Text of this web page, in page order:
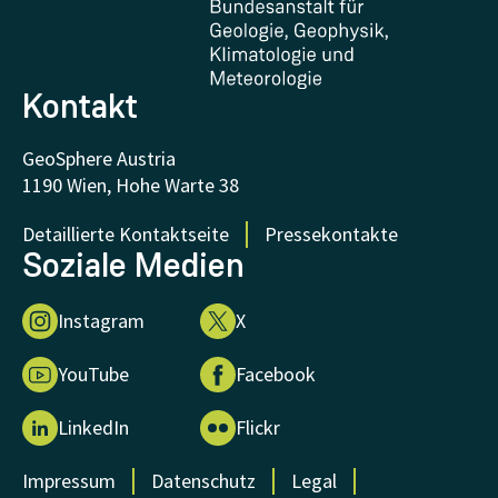
FAQ - Häufig gestellte Fragen
Forschung unterstützen
Kontakt
GeoSphere Austria
1190 Wien, Hohe Warte 38
Detaillierte Kontaktseite
Pressekontakte
Soziale Medien
Instagram X
YouTube Facebook
LinkedIn Flickr
Impressum Datenschutz
Legal